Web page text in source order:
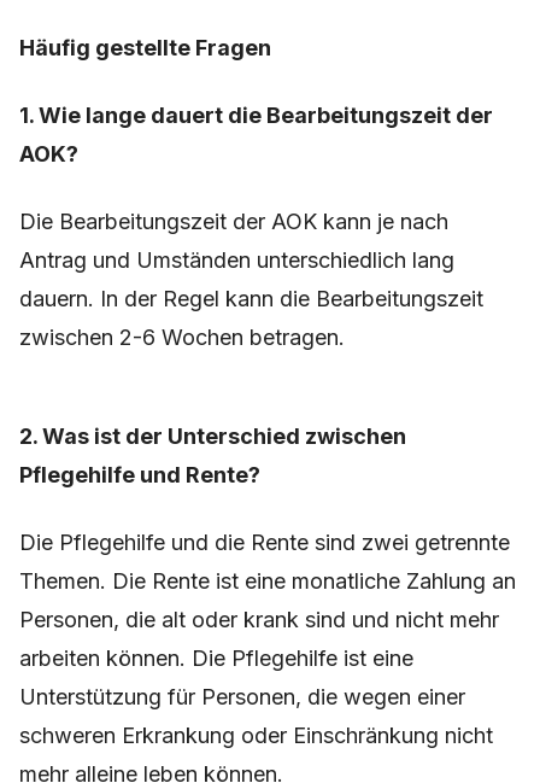
Häufig gestellte Fragen
1. Wie lange dauert die Bearbeitungszeit der
AOK?
Die Bearbeitungszeit der AOK kann je nach
Antrag und Umständen unterschiedlich lang
dauern. In der Regel kann die Bearbeitungszeit
zwischen 2-6 Wochen betragen.
2. Was ist der Unterschied zwischen
Pflegehilfe und Rente?
Die Pflegehilfe und die Rente sind zwei getrennte
Themen. Die Rente ist eine monatliche Zahlung an
Personen, die alt oder krank sind und nicht mehr
arbeiten können. Die Pflegehilfe ist eine
Unterstützung für Personen, die wegen einer
schweren Erkrankung oder Einschränkung nicht
mehr alleine leben können.